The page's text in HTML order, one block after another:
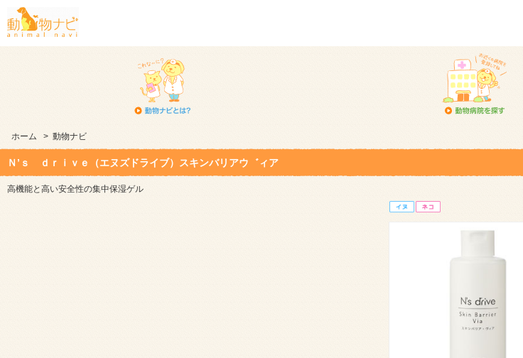
ホーム > 動物ナビ
Ｎ’ｓ ｄｒｉｖｅ（エヌズドライブ）スキンバリアウ゛ィア
高機能と高い安全性の集中保湿ゲル